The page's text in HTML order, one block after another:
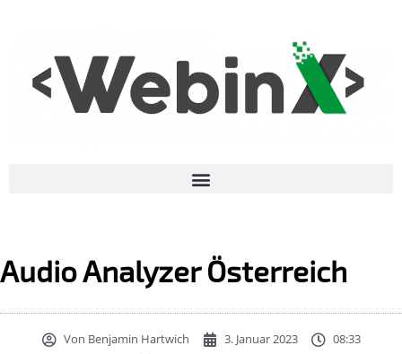
Audio Analyzer Österreich
Von Benjamin Hartwich 3. Januar 2023
08:33